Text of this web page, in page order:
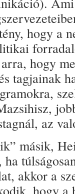
hogy a
hogy
tagjainak
az
másik,
akkor a
hogy a